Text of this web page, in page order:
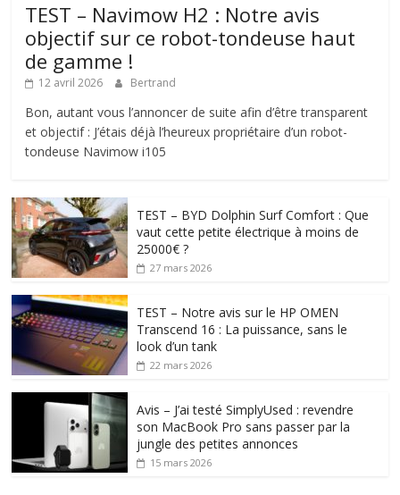
TEST – Navimow H2 : Notre avis
objectif sur ce robot-tondeuse haut
de gamme !
12 avril 2026 Bertrand
Bon, autant vous l’annoncer de suite afin d’être transparent
et objectif : J’étais déjà l’heureux propriétaire d’un robot-
tondeuse Navimow i105
TEST – BYD Dolphin Surf Comfort : Que
vaut cette petite électrique à moins de
25000€ ?
27 mars 2026
TEST – Notre avis sur le HP OMEN
Transcend 16 : La puissance, sans le
look d’un tank
22 mars 2026
Avis – J’ai testé SimplyUsed : revendre
son MacBook Pro sans passer par la
jungle des petites annonces
15 mars 2026